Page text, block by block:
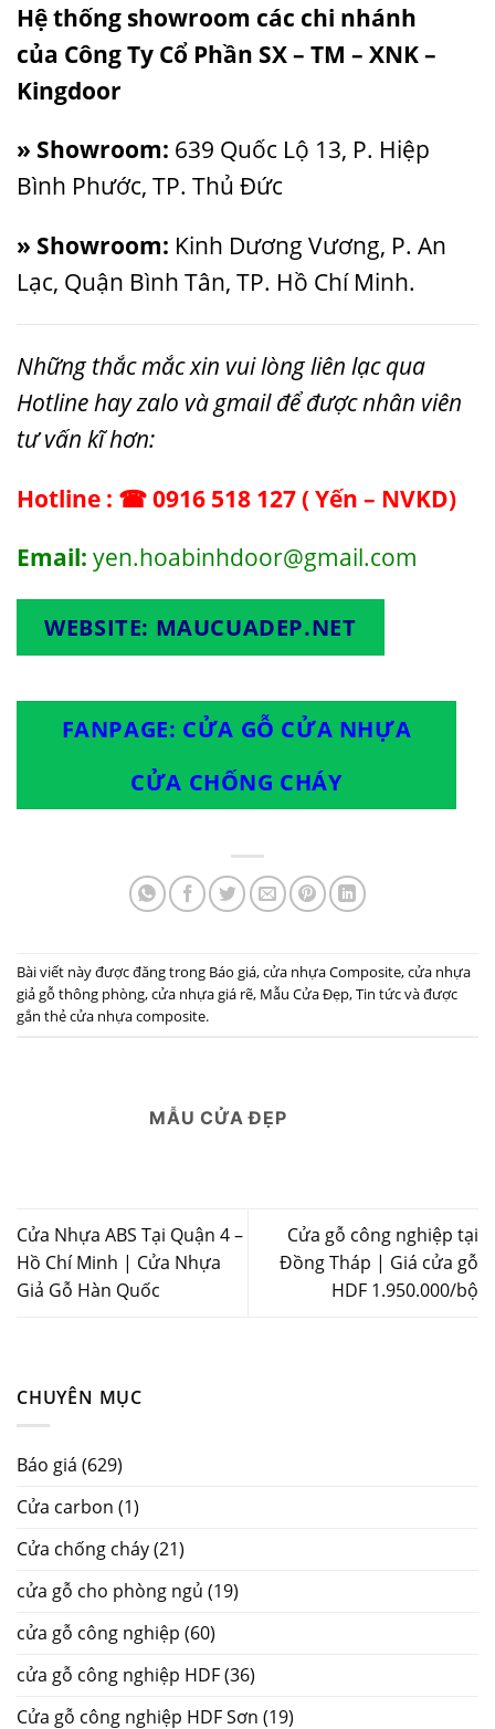
CHUYÊN MỤC
Báo giá (629)
Cửa carbon (1)
Cửa chống cháy(21)
cửa gỗ cho phòng ngủ (19)
cửa gỗ công nghiệp (60)
cửa gỗ công nghiệp HDF(36)
Cửa gỗ công nghiệp HDF Sơn (19)
Hệ thống showroom các chi nhánh
của Công Ty Cổ Phần SX – TM – XNK –
Kingdoor
» Showroom: 639 Quốc Lộ 13, P. Hiệp
Bình Phước, TP. Thủ Đức
» Showroom: Kinh Dương Vương, P. An
Lạc, Quận Bình Tân, TP. Hồ Chí Minh.
Những thắc mắc xin vui lòng liên lạc qua
Hotline hay zalo và gmail để được nhân viên
tư vấn kĩ hơn:
Hotline : ☎ 0916 518 127 ( Yến – NVKD)
Email: yen.hoabinhdoor@gmail.com
WEBSITE: MAUCUADEP.NET
FANPAGE: CỬA GỖ CỬA NHỰA
CỬA CHỐNG CHÁY
Bài viết này được đăng trong Báo giá,cửa nhựa Composite,cửa nhựa
giả gỗ thông phòng,cửa nhựa giá rẽ, Mẫu Cửa Đẹp,Tin tứcvà được
gắn thẻcửa nhựa composite.
MẪU CỬA ĐẸP
Cửa Nhựa ABS Tại Quận 4 –
Hồ Chí Minh | Cửa Nhựa
Giả Gỗ Hàn Quốc
Cửa gỗ công nghiệp tại
Đồng Tháp | Giá cửa gỗ
HDF 1.950.000/bộ